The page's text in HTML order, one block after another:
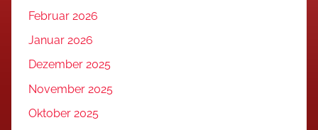
Februar 2026
Januar 2026
Dezember 2025
November 2025
Oktober 2025